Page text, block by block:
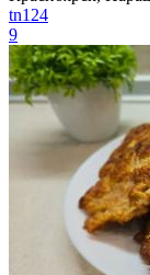
tn124
9